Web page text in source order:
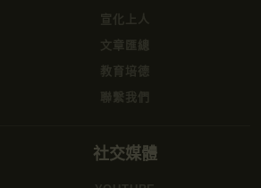
宣化上人
文章匯總
教育培德
聯繫我們
社交媒體